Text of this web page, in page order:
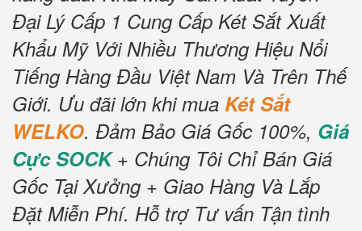
Đại Lý Cấp 1 Cung Cấp Két Sắt Xuất
Khẩu Mỹ Với Nhiều Thương Hiệu Nổi
Tiếng Hàng Đầu Việt Nam Và Trên Thế
Giới. Ưu đãi lớn khi mua Két Sắt
WELKO. Đảm Bảo Giá Gốc 100%, Giá
Cực SOCK+ Chúng Tôi Chỉ Bán Giá
Gốc Tại Xưởng + Giao Hàng Và Lắp
Đặt Miễn Phí. Hỗ trợ Tư vấn Tận tình